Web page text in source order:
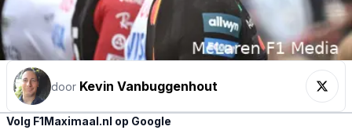
door Kevin Vanbuggenhout
Volg F1Maximaal.nl op Google